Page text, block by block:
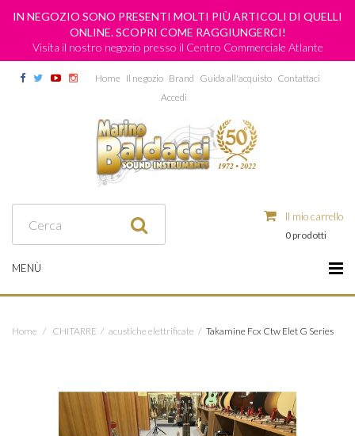
IN NEGOZIO SONO PRESENTI MOLTI PIÙ ARTICOLI DI QUELLI
ONLINE. SCOPRI COME RAGGIUNGERCI!
Visita il nostro negozio presso il Centro Commerciale Atlante
Home Il negozio Brand Guida all'acquisto Contattaci
Accedi
Il mio carrello
0 prodotti
MENÙ
Home / CHITARRE / acustiche elettrificate / Takamine Fcx Ctw Elet G Series